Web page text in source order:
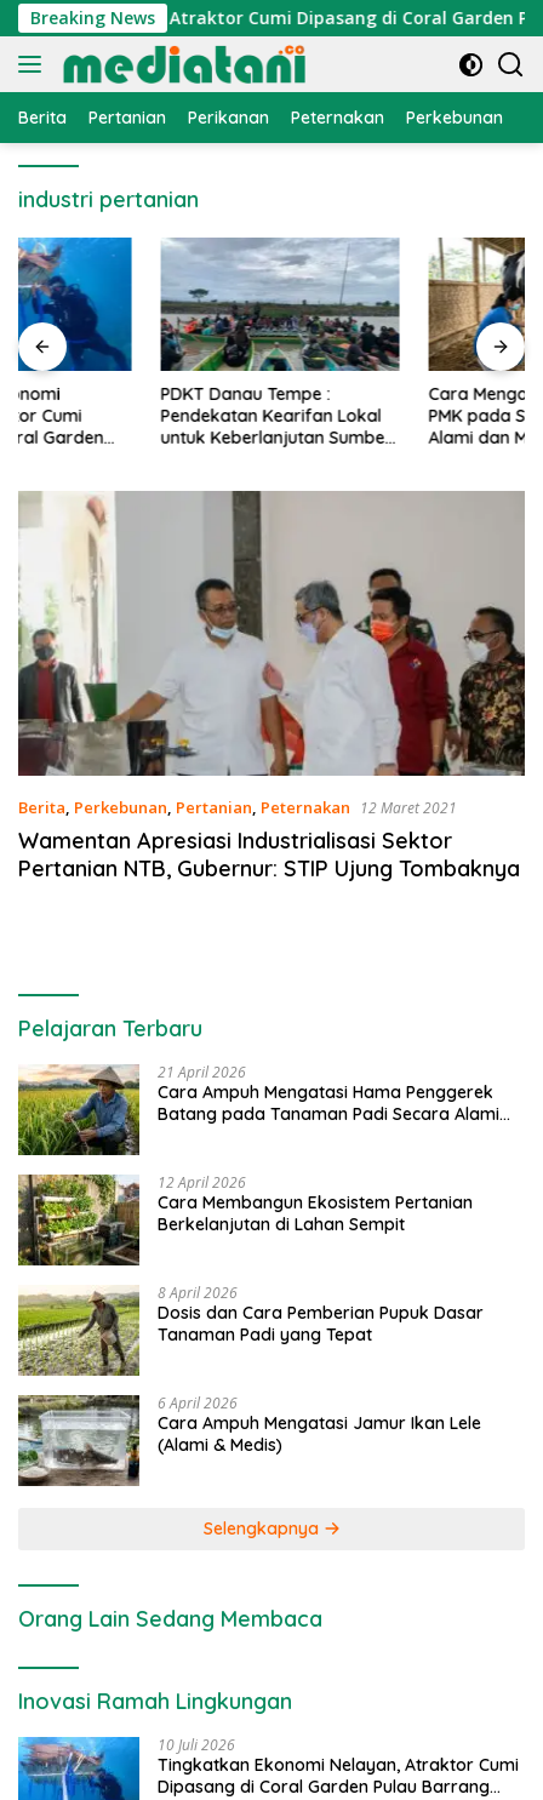
Langsung
ke
konten
Breaking News
Nelayan, Atraktor Cumi Dipasang di Coral Garden
Berita Pertanian Perikanan Peternakan Perkebunan
industri pertanian
PDKT Danau Tempe :
Pendekatan Kearifan Lokal
untuk Keberlanjutan Sumber
Cara Mengatasi Penyakit
PMK pada Sapi Perah Secara
Alami dan Medis
Berita, Perkebunan, Pertanian, Peternakan 12 Maret 2021
Wamentan Apresiasi Industrialisasi Sektor
Pertanian NTB, Gubernur: STIP Ujung Tombaknya
Pelajaran Terbaru
21 April 2026
Cara Ampuh Mengatasi Hama Penggerek
Batang pada Tanaman Padi Secara Alami
12 April 2026
Cara Membangun Ekosistem Pertanian
Berkelanjutan di Lahan Sempit
8 April 2026
Dosis dan Cara Pemberian Pupuk Dasar
Tanaman Padi yang Tepat
6 April 2026
Cara Ampuh Mengatasi Jamur Ikan Lele
(Alami & Medis)
Selengkapnya
Orang Lain Sedang Membaca
Inovasi Ramah Lingkungan
10 Juli 2026
Tingkatkan Ekonomi Nelayan, Atraktor Cumi
Dipasang di Coral Garden Pulau Barrang